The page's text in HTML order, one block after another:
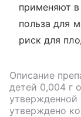
применяют в
польза для
риск для
Описание
детей 0,004 г
утверждено